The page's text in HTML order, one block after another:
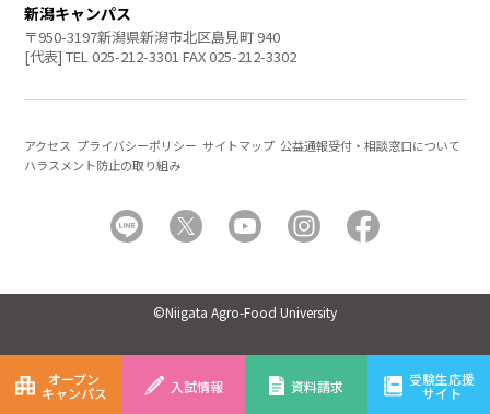
オープン
キャンパス 入試情報 資料請求 受験生応援
サイト
新潟キャンパス
〒950-3197新潟県新潟市北区島見町 940
[代表] TEL 025-212-3301 FAX 025-212-3302
アクセス プライバシーポリシー サイトマップ 公益通報受付・相談窓口について
ハラスメント防止の取り組み
©Niigata Agro-Food University